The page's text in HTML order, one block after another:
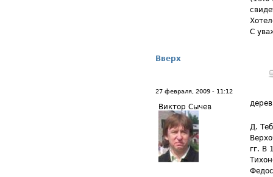
С
Вверх
27 февраля, 2009 - 11:12
Виктор Сычев
Д.
гг. В